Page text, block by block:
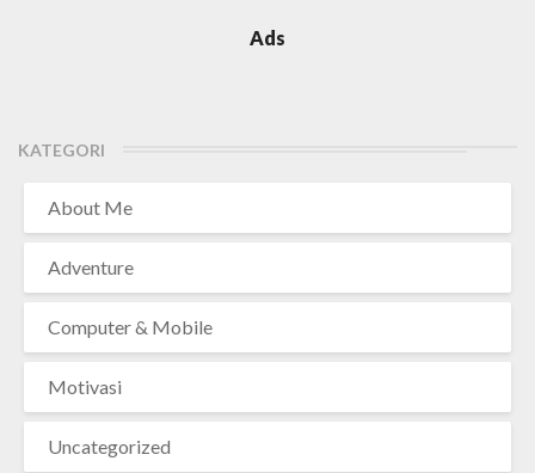
Ads
KATEGORI
About Me
Adventure
Computer & Mobile
Motivasi
Uncategorized